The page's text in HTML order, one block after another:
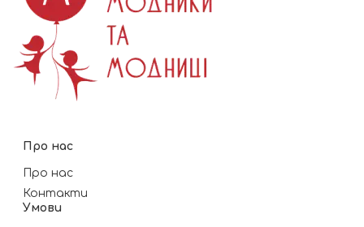
Про нас
Про нас
Контакти
Умови